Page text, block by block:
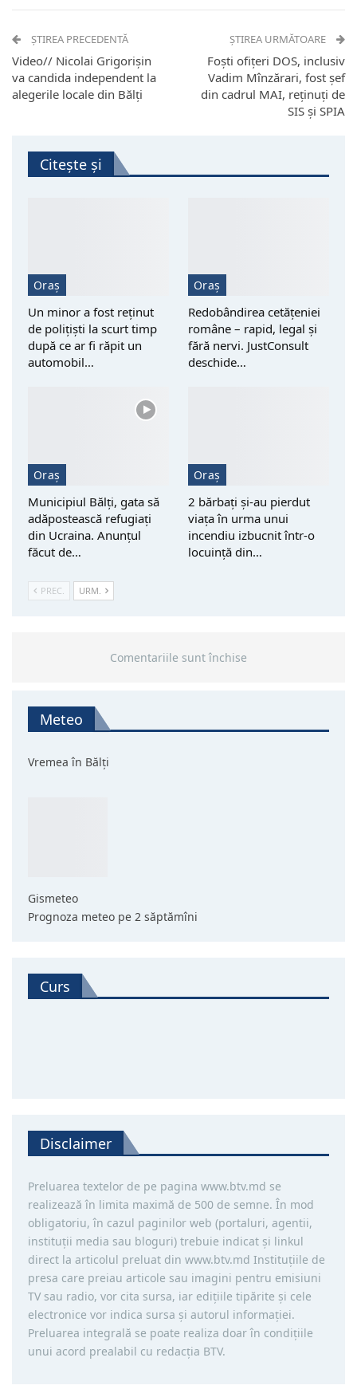
ȘTIREA PRECEDENTĂ
Video// Nicolai Grigorișin
va candida independent la
alegerile locale din Bălți
ȘTIREA URMĂTOARE
Foști ofițeri DOS, inclusiv
Vadim Mînzărari, fost șef
din cadrul MAI, reținuți de
SIS și SPIA
Citește și
Oraș
Un minor a fost reţinut
de polițiști la scurt timp
după ce ar fi răpit un
automobil…
Oraș
Redobândirea cetățeniei
române – rapid, legal și
fără nervi. JustConsult
deschide…
Oraș
Municipiul Bălți, gata să
adăpostească refugiați
din Ucraina. Anunțul
făcut de…
Oraș
2 bărbați și-au pierdut
viața în urma unui
incendiu izbucnit într-o
locuință din…
PREC. URM.
Comentariile sunt închise
Meteo
Vremea în Bălți
Gismeteo
Prognoza meteo pe 2 săptămîni
Curs
Disclaimer
Preluarea textelor de pe pagina www.btv.md se
realizează în limita maximă de 500 de semne. În mod
obligatoriu, în cazul paginilor web (portaluri, agentii,
instituţii media sau bloguri) trebuie indicat şi linkul
direct la articolul preluat din www.btv.md Instituţiile de
presa care preiau articole sau imagini pentru emisiuni
TV sau radio, vor cita sursa, iar ediţiile tipărite și cele
electronice vor indica sursa şi autorul informaţiei.
Preluarea integrală se poate realiza doar în condiţiile
unui acord prealabil cu redacţia BTV.